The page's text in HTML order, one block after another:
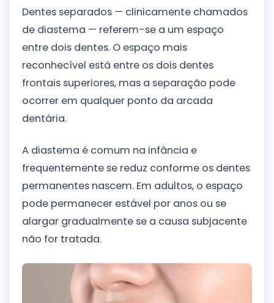
Dentes separados — clinicamente chamados
de diastema — referem-se a um espaço
entre dois dentes. O espaço mais
reconhecível está entre os dois dentes
frontais superiores, mas a separação pode
ocorrer em qualquer ponto da arcada
dentária.
A diastema é comum na infância e
frequentemente se reduz conforme os dentes
permanentes nascem. Em adultos, o espaço
pode permanecer estável por anos ou se
alargar gradualmente se a causa subjacente
não for tratada.